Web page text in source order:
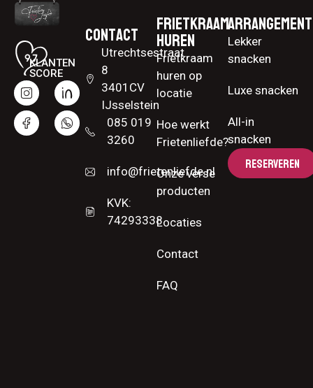
KLANTEN
SCORE
Contact
Utrechtsestraat
8
3401CV
IJsselstein
085 019
3260
info@frietenliefde.nl
KVK:
74293338
Frietkraam
huren
Frietkraam
huren op
locatie
Hoe werkt
Frietenliefde?
Onze verse
producten
Locaties
Contact
FAQ
Lekker
snacken
Luxe snacken
All-in
snacken
RESERVEREN